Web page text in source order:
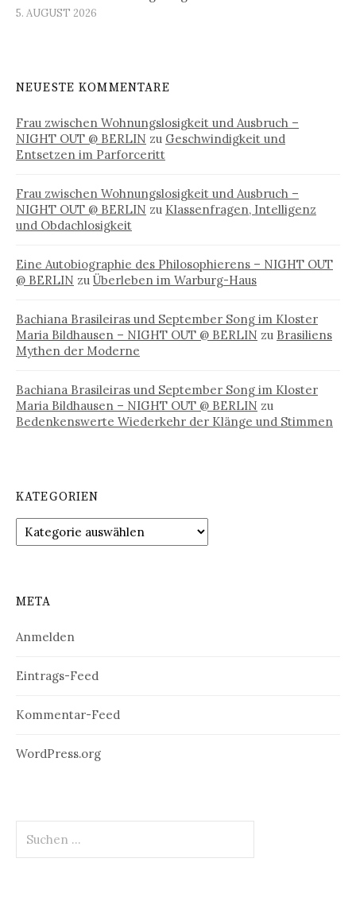
5. AUGUST 2026
NEUESTE KOMMENTARE
Frau zwischen Wohnungslosigkeit und Ausbruch –
NIGHT OUT @ BERLIN zu Geschwindigkeit und
Entsetzen im Parforceritt
Frau zwischen Wohnungslosigkeit und Ausbruch –
NIGHT OUT @ BERLIN zu Klassenfragen, Intelligenz
und Obdachlosigkeit
Eine Autobiographie des Philosophierens – NIGHT OUT
@ BERLIN zu Überleben im Warburg-Haus
Bachiana Brasileiras und September Song im Kloster
Maria Bildhausen – NIGHT OUT @ BERLIN zu Brasiliens
Mythen der Moderne
Bachiana Brasileiras und September Song im Kloster
Maria Bildhausen – NIGHT OUT @ BERLIN zu
Bedenkenswerte Wiederkehr der Klänge und Stimmen
KATEGORIEN
Kategorien
META
Anmelden
Eintrags-Feed
Kommentar-Feed
WordPress.org
nach: